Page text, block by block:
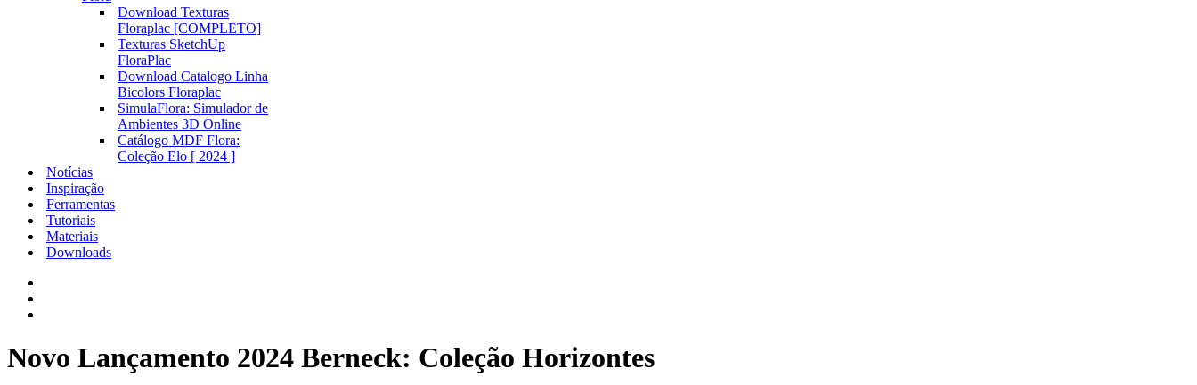
Download Texturas
Floraplac [COMPLETO]
Texturas SketchUp
FloraPlac
Download Catalogo Linha
Bicolors Floraplac
SimulaFlora: Simulador de
Ambientes 3D Online
Catálogo MDF Flora:
Coleção Elo [ 2024 ]
Notícias
Inspiração
Ferramentas
Tutoriais
Materiais
Downloads
Novo Lançamento 2024 Berneck: Coleção Horizontes